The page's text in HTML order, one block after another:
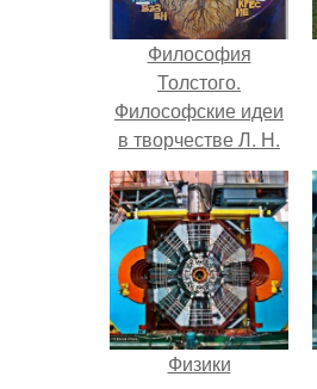
Философия
Толстого.
Философские идеи
в творчестве Л. Н.
Толстого.
Физики